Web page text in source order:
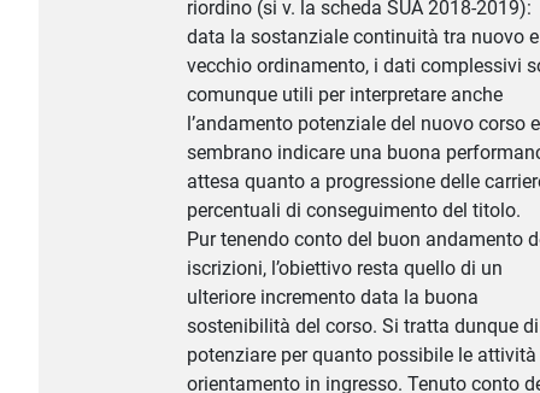
riordino (si v. la scheda SUA 2018-2019):
data la sostanziale continuità tra nuovo e
vecchio ordinamento, i dati complessivi
comunque utili per interpretare anche
l’andamento potenziale del nuovo corso e
sembrano indicare una buona
attesa quanto a progressione delle
percentuali di conseguimento del titolo.
Pur tenendo conto del buon andamento
iscrizioni, l’obiettivo resta quello di un
ulteriore incremento data la buona
sostenibilità del corso. Si tratta dunque di
potenziare per quanto possibile le
orientamento in ingresso. Tenuto conto